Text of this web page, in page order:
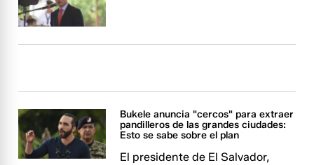
Bukele anuncia "cercos" para extraer
pandilleros de las grandes ciudades:
Esto se sabe sobre el plan
El presidente de El Salvador,